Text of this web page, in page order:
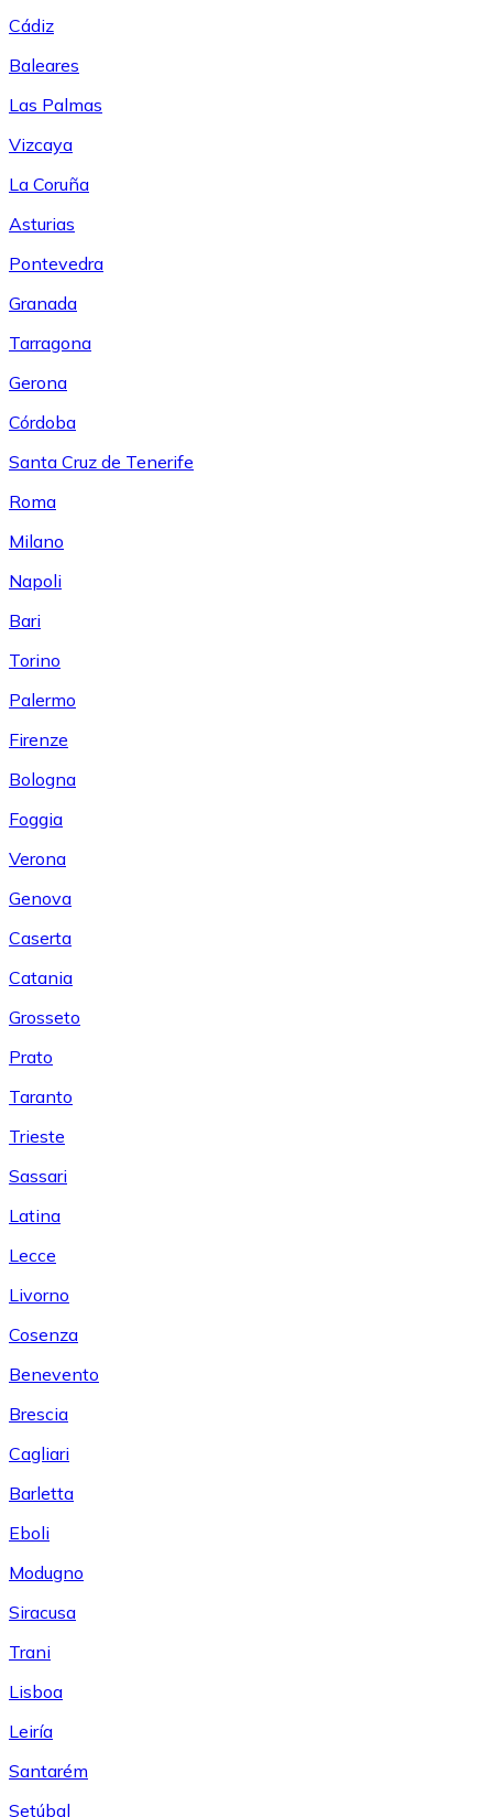
Cádiz
Baleares
Las Palmas
Vizcaya
La Coruña
Asturias
Pontevedra
Granada
Tarragona
Gerona
Córdoba
Santa Cruz de Tenerife
Roma
Milano
Napoli
Bari
Torino
Palermo
Firenze
Bologna
Foggia
Verona
Genova
Caserta
Catania
Grosseto
Prato
Taranto
Trieste
Sassari
Latina
Lecce
Livorno
Cosenza
Benevento
Brescia
Cagliari
Barletta
Eboli
Modugno
Siracusa
Trani
Lisboa
Leiría
Santarém
Setúbal